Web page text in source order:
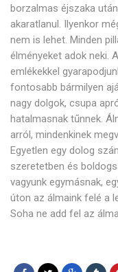
borzalmas éjszaka
akaratlanul. Ilyenkor
nem is lehet. Minden
élményeket adok neki.
emlékekkel
fontosabb bármilyen
nagy dolgok, csupa
hatalmasnak tűnnek.
arról, mindenkinek
Egyetlen egy dolog
szeretetben és
vagyunk egymásnak,
úton az álmaink felé a
Soha ne add fel az